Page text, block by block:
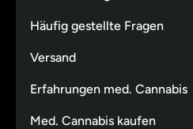
Häufig gestellte Fragen
Versand
Erfahrungen med. Cannabis
Med. Cannabis kaufen